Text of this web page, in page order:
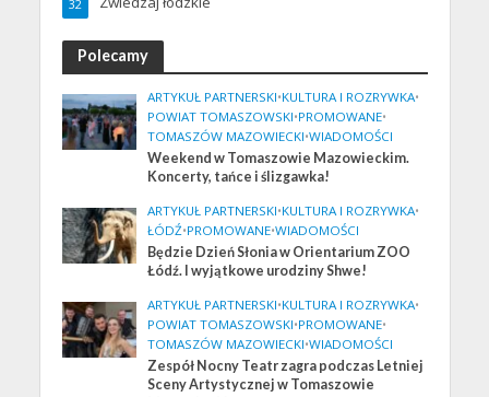
32
Polecamy
ARTYKUŁ PARTNERSKI•KULTURA I ROZRYWKA•
POWIAT TOMASZOWSKI•PROMOWANE•
TOMASZÓW MAZOWIECKI•WIADOMOŚCI
Weekend w Tomaszowie Mazowieckim.
Koncerty, tańce i ślizgawka!
ARTYKUŁ PARTNERSKI•KULTURA I ROZRYWKA•
ŁÓDŹ•PROMOWANE•WIADOMOŚCI
Będzie Dzień Słonia w Orientarium ZOO
Łódź. I wyjątkowe urodziny Shwe!
ARTYKUŁ PARTNERSKI•KULTURA I ROZRYWKA•
POWIAT TOMASZOWSKI•PROMOWANE•
TOMASZÓW MAZOWIECKI•WIADOMOŚCI
Zespół Nocny Teatr zagra podczas Letniej
Sceny Artystycznej w Tomaszowie